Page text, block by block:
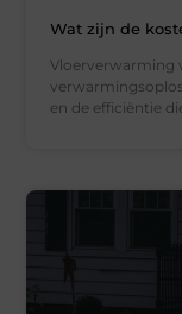
Wat zijn de
Vloerverwarming
en de efficiëntie